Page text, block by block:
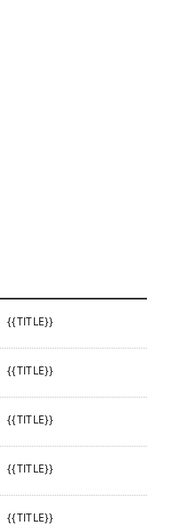
{{TITLE}}
{{TITLE}}
{{TITLE}}
{{TITLE}}
{{TITLE}}